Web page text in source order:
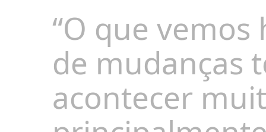
“O que
de mudanças
acontecer